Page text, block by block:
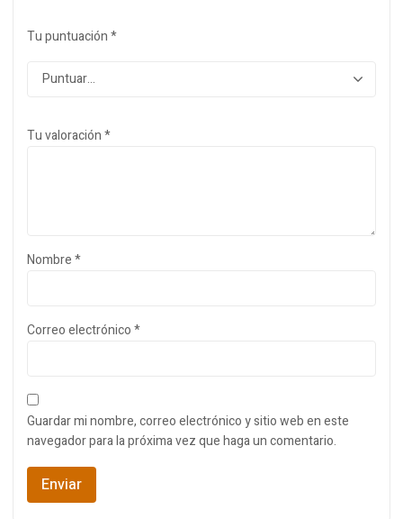
Tu puntuación*
Tu valoración*
Nombre*
Correo electrónico*
Guardar mi nombre, correo electrónico y sitio web en este
navegador para la próxima vez que haga un comentario.